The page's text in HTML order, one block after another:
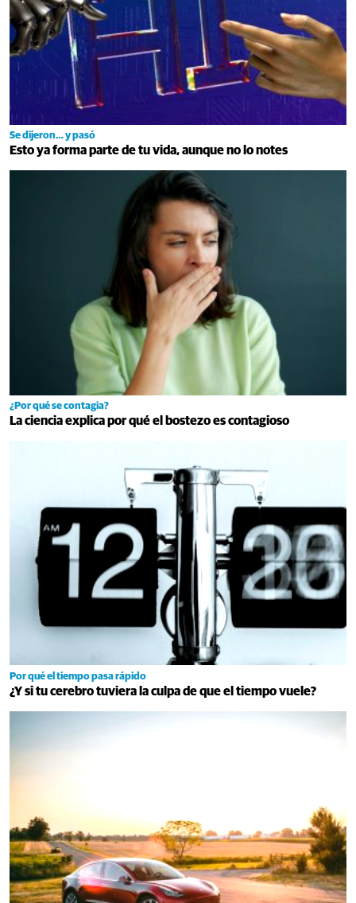
Se dijeron… y pasó
Esto ya forma parte de tu vida, aunque no lo notes
¿Por qué se contagia?
La ciencia explica por qué el bostezo es contagioso
Por qué el tiempo pasa rápido
¿Y si tu cerebro tuviera la culpa de que el tiempo vuele?